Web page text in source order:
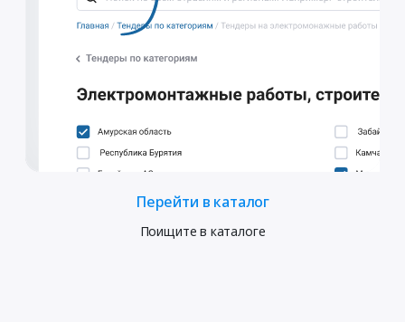
Перейти в каталог
Поищите в каталоге